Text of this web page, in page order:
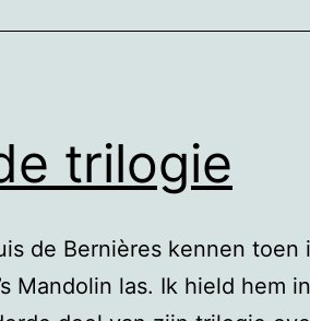
trilogie
de Bernières kennen toen
Mandolin las. Ik hield hem